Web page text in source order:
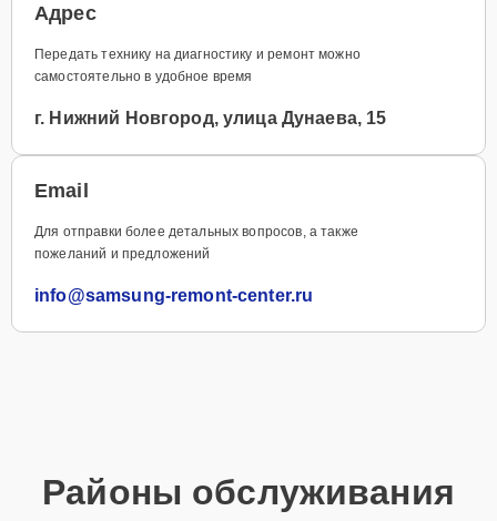
Адрес
Передать технику на диагностику и ремонт можно
самостоятельно в удобное время
г. Нижний Новгород, улица Дунаева, 15
Email
Для отправки более детальных вопросов, а также
пожеланий и предложений
info@samsung-remont-center.ru
Районы обслуживания